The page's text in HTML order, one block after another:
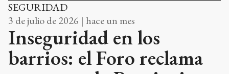
SEGURIDAD
3 de julio de 2026 | hace un mes
Inseguridad en los
barrios: el Foro reclama